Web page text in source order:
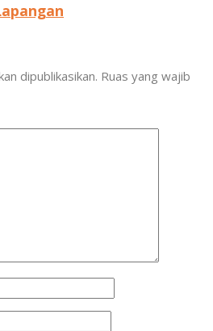
dipublikasikan. Ruas yang wajib